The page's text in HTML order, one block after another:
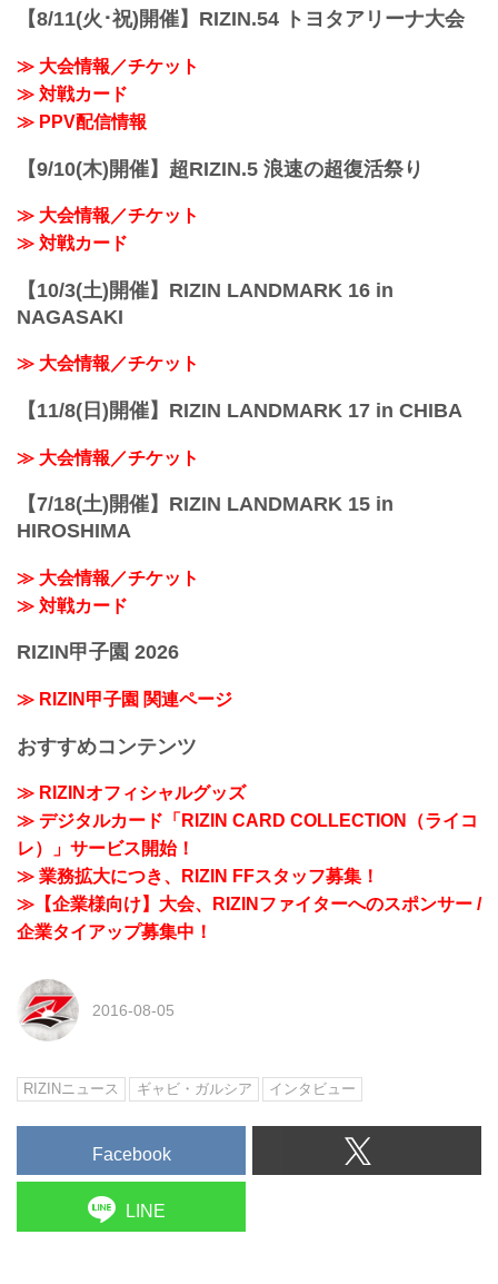
【8/11(火･祝)開催】RIZIN.54 トヨタアリーナ大会
≫ 大会情報／チケット
≫ 対戦カード
≫ PPV配信情報
【9/10(木)開催】超RIZIN.5 浪速の超復活祭り
≫ 大会情報／チケット
≫ 対戦カード
【10/3(土)開催】RIZIN LANDMARK 16 in
NAGASAKI
≫ 大会情報／チケット
【11/8(日)開催】RIZIN LANDMARK 17 in CHIBA
≫ 大会情報／チケット
【7/18(土)開催】RIZIN LANDMARK 15 in
HIROSHIMA
≫ 大会情報／チケット
≫ 対戦カード
RIZIN甲子園 2026
≫ RIZIN甲子園 関連ページ
おすすめコンテンツ
≫ RIZINオフィシャルグッズ
≫ デジタルカード「RIZIN CARD COLLECTION（ライコ
レ）」サービス開始！
≫ 業務拡大につき、RIZIN FFスタッフ募集！
≫【企業様向け】大会、RIZINファイターへのスポンサー /
企業タイアップ募集中！
2016-08-05
RIZINニュース ギャビ・ガルシア インタビュー
Facebook
LINE